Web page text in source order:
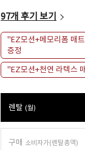
97개 후기 보기
"EZ모션+메모리폼 매
증정
"EZ모션+천연 라텍스
렌탈 (월)
구매 소비자가(렌탈총액)